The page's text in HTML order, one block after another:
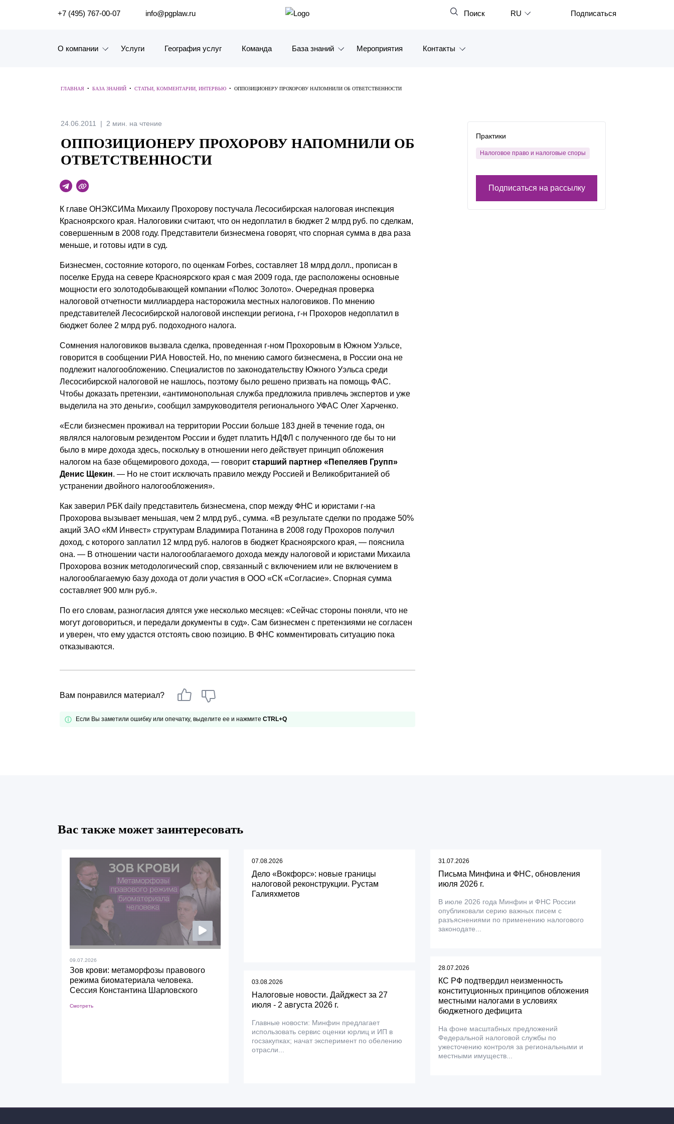
ПОИСК ПО САЙТУ Закрыть
+7 (495) 767-00-07 info@pgplaw.ru Поиск RU
Français
Português
Подписаться
О компании
Наш опыт
Рейтинги, Награды, Цифры
Карьера
История компании
Почему «Пепеляев Групп»?
Социальная
ответственность
Услуги География услуг Команда База знаний
Видео
Антикризисный инфопортал
Презентации экспертов
Мероприятия Контакты
ГЛАВНАЯ • БАЗА ЗНАНИЙ • СТАТЬИ, КОММЕНТАРИИ, ИНТЕРВЬЮ • ОППОЗИЦИОНЕРУ ПРОХОРОВУ НАПОМНИЛИ ОБ ОТВЕТСТВЕННОСТИ
24.06.2011 2 мин. на чтение
ОППОЗИЦИОНЕРУ ПРОХОРОВУ НАПОМНИЛИ ОБ
ОТВЕТСТВЕННОСТИ
К главе ОНЭКСИМа Михаилу Прохорову постучала Лесосибирская налоговая инспекция
Красноярского края. Налоговики считают, что он недоплатил в бюджет 2 млрд руб. по сделкам,
совершенным в 2008 году. Представители бизнесмена говорят, что спорная сумма в два раза
меньше, и готовы идти в суд.
Бизнесмен, состояние которого, по оценкам Forbes, составляет 18 млрд долл., прописан в
поселке Еруда на севере Красноярского края с мая 2009 года, где расположены основные
мощности его золотодобывающей компании «Полюс Золото». Очередная проверка
налоговой отчетности миллиардера насторожила местных налоговиков. По мнению
представителей Лесосибирской налоговой инспекции региона, г-н Прохоров недоплатил в
бюджет более 2 млрд руб. подоходного налога.
Сомнения налоговиков вызвала сделка, проведенная г-ном Прохоровым в Южном Уэльсе,
говорится в сообщении РИА Новостей. Но, по мнению самого бизнесмена, в России она не
подлежит налогообложению. Специалистов по законодательству Южного Уэльса среди
Лесосибирской налоговой не нашлось, поэтому было решено призвать на помощь ФАС.
Чтобы доказать претензии, «антимонопольная служба предложила привлечь экспертов и уже
выделила на это деньги», сообщил замруководителя регионального УФАС Олег Харченко.
«Если бизнесмен проживал на территории России больше 183 дней в течение года, он
являлся налоговым резидентом России и будет платить НДФЛ с полученного где бы то ни
было в мире дохода здесь, поскольку в отношении него действует принцип обложения
налогом на базе общемирового дохода, — говорит старший партнер «Пепеляев Групп»
Денис Щекин. — Но не стоит исключать правило между Россией и Великобританией об
устранении двойного налогообложения».
Как заверил РБК daily представитель бизнесмена, спор между ФНС и юристами г-на
Прохорова вызывает меньшая, чем 2 млрд руб., сумма. «В результате сделки по продаже 50%
акций ЗАО «КМ Инвест» структурам Владимира Потанина в 2008 году Прохоров получил
доход, с которого заплатил 12 млрд руб. налогов в бюджет Красноярского края, — пояснила
она. — В отношении части налогооблагаемого дохода между налоговой и юристами Михаила
Прохорова возник методологический спор, связанный с включением или не включением в
налогооблагаемую базу дохода от доли участия в ООО «СК «Согласие». Спорная сумма
составляет 900 млн руб.».
По его словам, разногласия длятся уже несколько месяцев: «Сейчас стороны поняли, что не
могут договориться, и передали документы в суд». Сам бизнесмен с претензиями не согласен
и уверен, что ему удастся отстоять свою позицию. В ФНС комментировать ситуацию пока
отказываются.
Вам понравился материал?
Если Вы заметили ошибку или опечатку, выделите ее и нажмите CTRL+Q
Практики
Налоговое право и налоговые споры
Подписаться на рассылку
Вас также может заинтересовать
09.07.2026
Зов крови: метаморфозы правового
режима биоматериала человека.
Сессия Константина Шарловского
Смотреть
07.08.2026
Дело «Вокфорс»: новые границы
налоговой реконструкции. Рустам
Галияхметов
03.08.2026
Налоговые новости. Дайджест за 27
июля - 2 августа 2026 г.
Главные новости: Минфин предлагает
использовать сервис оценки юрлиц и ИП в
госзакупках; начат эксперимент по обелению
отрасли...
31.07.2026
Письма Минфина и ФНС, обновления
июля 2026 г.
В июле 2026 года Минфин и ФНС России
опубликовали серию важных писем с
разъяснениями по применению налогового
законодате...
28.07.2026
КС РФ подтвердил неизменность
конституционных принципов обложения
местными налогами в условиях
бюджетного дефицита
На фоне масштабных предложений
Федеральной налоговой службы по
ужесточению контроля за региональными и
местными имуществ...